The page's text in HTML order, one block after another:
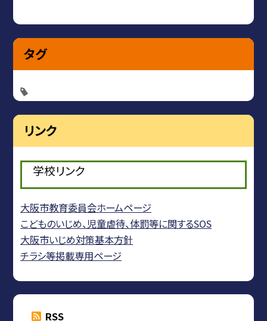
タグ
リンク
学校リンク
大阪市教育委員会ホームページ
こどものいじめ、児童虐待、体罰等に関するSOS
大阪市いじめ対策基本方針
チラシ等掲載専用ページ
RSS